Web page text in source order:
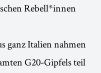
Rebell*innen
ganz Italien nahmen
G20-Gipfels teil